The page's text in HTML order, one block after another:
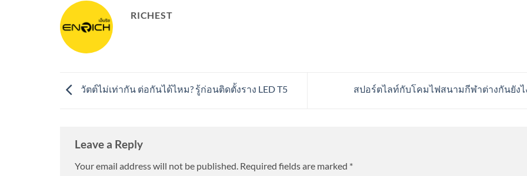
RICHEST
วัตต์ไม่เท่ากัน ต่อกันได้ไหม? รู้ก่อนติดตั้งราง LED T5 สปอร์ตไลท์กับโคมไฟสนามกีฬาต่างกันยังไ
Leave a Reply
Your email address will not be published. Required fields are marked *